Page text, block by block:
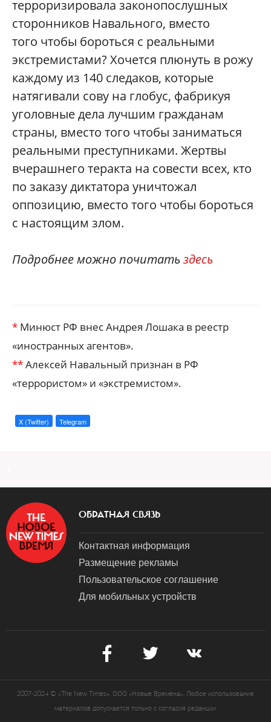
терроризировала законопослушных
сторонников Навального, вместо
того чтобы бороться с реальными
экстремистами? Хочется плюнуть в рожу
каждому из 140 следаков, которые
натягивали сову на глобус, фабрикуя
уголовные дела лучшим гражданам
страны, вместо того чтобы заниматься
реальными преступниками. Жертвы
вчерашнего теракта на совести всех, кто
по заказу диктатора уничтожал
оппозицию, вместо того чтобы бороться
с настоящим злом.
Подробнее можно почитать здесь
* Минюст РФ внес Андрея Лошака в реестр
«иностранных агентов».
**Алексей Навальный признан в РФ
«террористом» и «экстремистом».
X (Twitter) Telegram
ОБРАТНАЯ СВЯЗЬ
Контактная информация
Размещение рекламы
Пользовательское соглашение
Для мобильных устройств
2007-2024 © «The New Times». ООО «Новые Времена». Любое использование
материалов допускается только с согласия редакции.